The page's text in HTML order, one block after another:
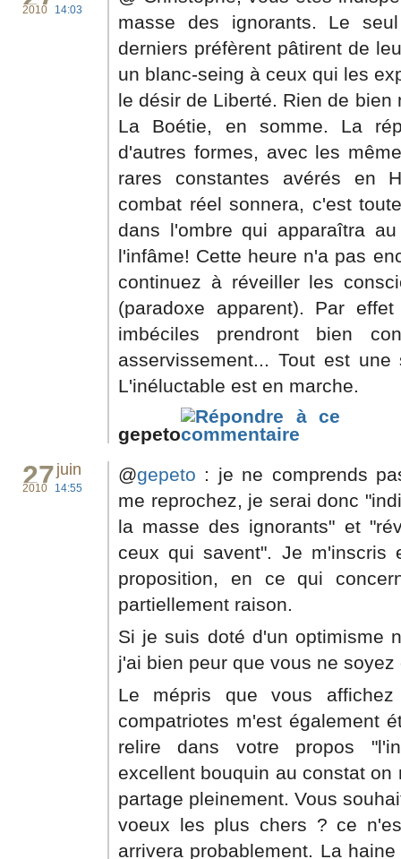
2010 14:03
masse des ignorants. Le
derniers préfèrent pâtirent de
un blanc-seing à ceux qui les
le désir de Liberté. Rien de
La Boétie, en somme. La
d'autres formes, avec les
rares constantes avérés en
combat réel sonnera, c'est
dans l'ombre qui apparaîtra
l'infâme! Cette heure n'a pas
continuez à réveiller les
(paradoxe apparent). Par
imbéciles prendront bien
asservissement... Tout est
L'inéluctable est en marche.
gepeto
27 juin
2010 14:55
@gepeto : je ne comprends
me reprochez, je serai donc
la masse des ignorants" et
ceux qui savent". Je m'inscris
proposition, en ce qui
partiellement raison.
Si je suis doté d'un optimisme
j'ai bien peur que vous ne
Le mépris que vous affichez
compatriotes m'est également
relire dans votre propos
excellent bouquin au constat
partage pleinement. Vous
voeux les plus chers ? ce
arrivera probablement. La